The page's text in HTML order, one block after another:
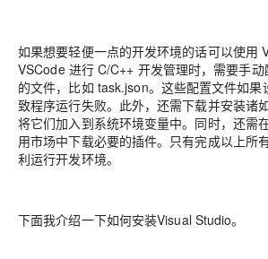
如果想要轻便一点的开发环境的话可以使用
VSCode 进行 C/C++ 开发管理时，需要手
的文件，比如 task.json。这些配置文件如果
致程序运行失败。此外，还需下载并安装诸
将它们加入到系统环境变量中。同时，还需
用市场中下载必要的插件。只有完成以上所
利运行开发环境。
下面我介绍一下如何安装Visual Studio。